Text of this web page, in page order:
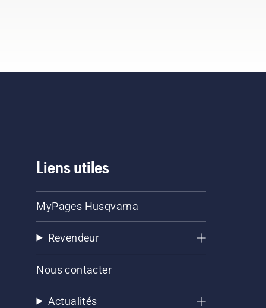
Liens utiles
MyPages Husqvarna
Revendeur
Nous contacter
Actualités